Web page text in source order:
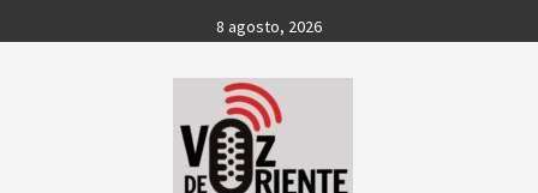
to
8 agosto, 2026